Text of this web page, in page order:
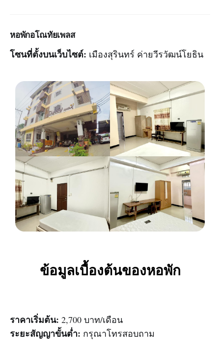
หอพักอโณทัยเพลส
โซนที่ตั้งบนเว็บไซต์: เมืองสุรินทร์ ค่ายวีรวัฒน์โยธิน
ข้อมูลเบื้องต้นของหอพัก
ราคาเริ่มต้น: 2,700 บาท/เดือน
ระยะสัญญาขั้นต่ำ: กรุณาโทรสอบถาม